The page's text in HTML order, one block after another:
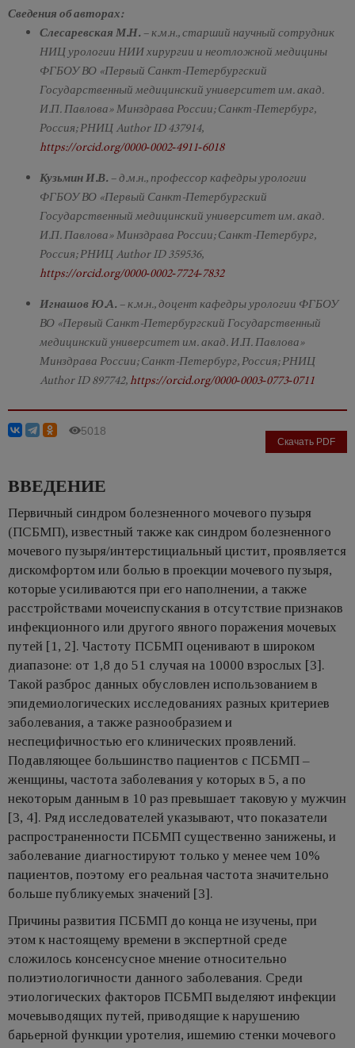
Сведения об авторах:
Слесаревская М.Н. – к.м.н., старший научный сотрудник
НИЦ урологии НИИ хирургии и неотложной медицины
ФГБОУ ВО «Первый Санкт-Петербургский
Государственный медицинский университет им. акад.
И.П. Павлова» Минздрава России; Санкт-Петербург,
Россия; РНИЦ Author ID 437914,
https://orcid.org/0000‑0002‑4911‑6018
Кузьмин И.В. – д.м.н., профессор кафедры урологии
ФГБОУ ВО «Первый Санкт-Петербургский
Государственный медицинский университет им. акад.
И.П. Павлова» Минздрава России; Санкт-Петербург,
Россия; РНИЦ Author ID 359536,
https://orcid.org/0000‑0002‑7724‑7832
Игнашов Ю.А. – к.м.н., доцент кафедры урологии ФГБОУ
ВО «Первый Санкт-Петербургский Государственный
медицинский университет им. акад. И.П. Павлова»
Минздрава России; Санкт-Петербург, Россия; РНИЦ
Author ID 897742,https://orcid.org/0000‑0003‑0773‑0711
5018
Скачать PDF
ВВЕДЕНИЕ
Первичный синдром болезненного мочевого пузыря
(ПСБМП), известный также как синдром болезненного
мочевого пузыря/интерстициальный цистит, проявляется
дискомфортом или болью в проекции мочевого пузыря,
которые усиливаются при его наполнении, а также
расстройствами мочеиспускания в отсутствие признаков
инфекционного или другого явного поражения мочевых
путей [1, 2]. Частоту ПСБМП оценивают в широком
диапазоне: от 1,8 до 51 случая на 10000 взрослых [3].
Такой разброс данных обусловлен использованием в
эпидемиологических исследованиях разных критериев
заболевания, а также разнообразием и
неспецифичностью его клинических проявлений.
Подавляющее большинство пациентов с ПСБМП –
женщины, частота заболевания у которых в 5, а по
некоторым данным в 10 раз превышает таковую у мужчин
[3, 4]. Ряд исследователей указывают, что показатели
распространенности ПСБМП существенно занижены, и
заболевание диагностируют только у менее чем 10%
пациентов, поэтому его реальная частота значительно
больше публикуемых значений [3].
Причины развития ПСБМП до конца не изучены, при
этом к настоящему времени в экспертной среде
сложилось консенсусное мнение относительно
полиэтиологичности данного заболевания. Среди
этиологических факторов ПСБМП выделяют инфекции
мочевыводящих путей, приводящие к нарушению
барьерной функции уротелия, ишемию стенки мочевого